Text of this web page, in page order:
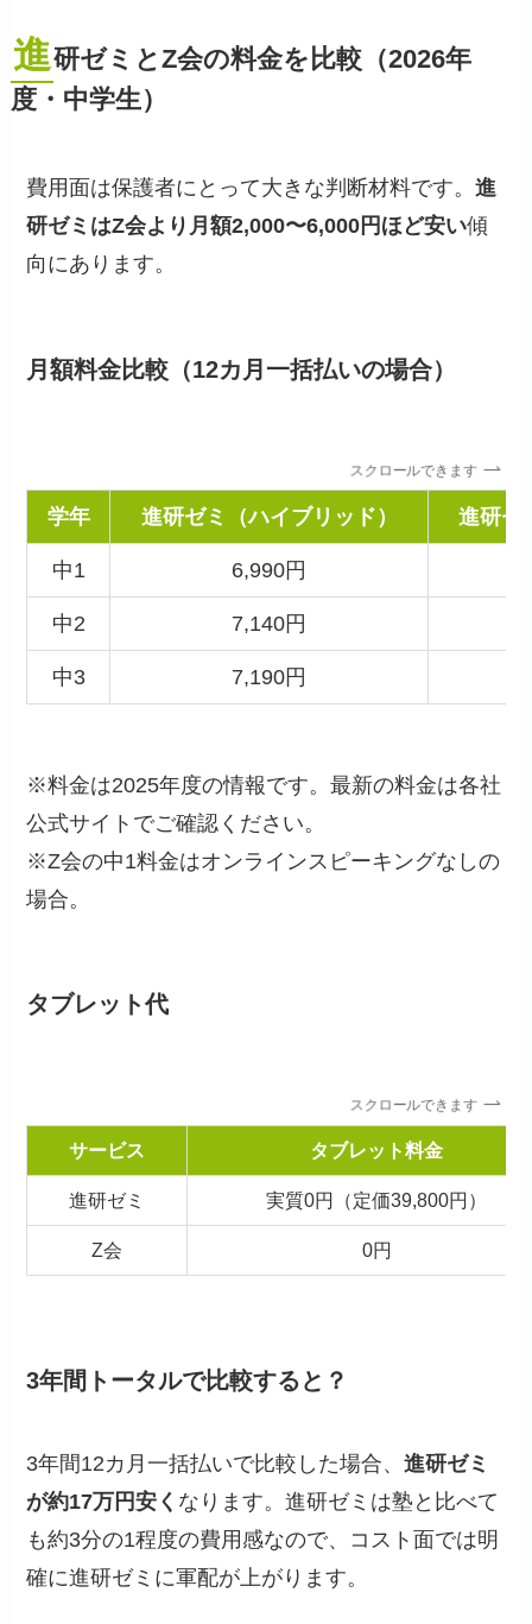
進研ゼミとZ会の料金を比較（2026年
度・中学生）
費用面は保護者にとって大きな判断材料です。進
研ゼミはZ会より月額2,000〜6,000円ほど安い傾
向にあります。
月額料金比較（12カ月一括払いの場合）
スクロールできます
学年 進研ゼミ（ハイブリッド） 進研ゼ
中1 6,990円
中2 7,140円
中3 7,190円
※料金は2025年度の情報です。最新の料金は各社
公式サイトでご確認ください。
※Z会の中1料金はオンラインスピーキングなしの
場合。
タブレット代
スクロールできます
サービス タブレット料金
進研ゼミ 実質0円（定価39,800円）
Z会 0円
3年間トータルで比較すると？
3年間12カ月一括払いで比較した場合、進研ゼミ
が約17万円安く なります。進研ゼミは塾と比べて
も約3分の1程度の費用感なので、コスト面では明
確に進研ゼミに軍配が上がります。